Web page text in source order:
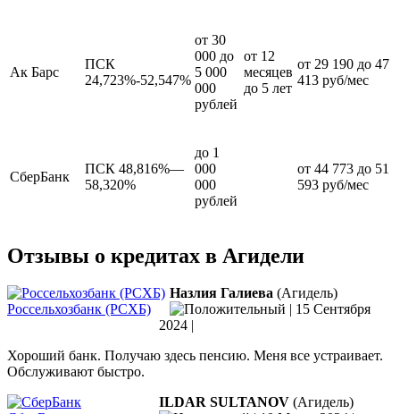
Ак Барс
ПСК
24,723%-52,547%
от 30
000 до
5 000
000
рублей
от 12
месяцев
до 5 лет
от 29 190 до 47
413 руб/мес
СберБанк
ПСК 48,816%—
58,320%
до 1
000
000
рублей
от 44 773 до 51
593 руб/мес
Отзывы о кредитах в Агидели
Россельхозбанк (РСХБ)
Назлия Галиева (Агидель)
15 Сентября
2024
Хороший банк. Получаю здесь пенсию. Меня все устраивает.
Обслуживают быстро.
ILDAR SULTANOV (Агидель)